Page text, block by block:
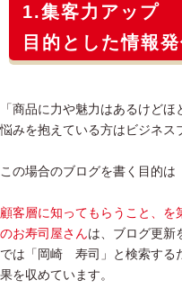
1.集客力アップ
目的とした情報発
「商品に力や魅力はあるけど
悩みを抱えている方はビジネス
この場合のブログを書く目的は
顧客層に知ってもらうこと、
のお寿司屋さんは、ブログ更新
では「岡崎 寿司」と検索する
果を収めています。